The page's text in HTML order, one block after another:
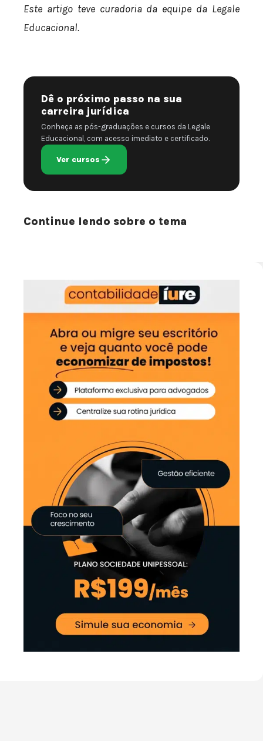
Este artigo teve curadoria da equipe da Legale
Educacional.
Dê o próximo passo na sua
carreira jurídica
Conheça as pós-graduações e cursos da Legale
Educacional, com acesso imediato e certificado.
Ver cursos
Continue lendo sobre o tema